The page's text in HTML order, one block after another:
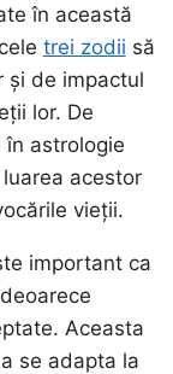
în această
trei zodii să
și de impactul
lor. De
în astrologie
acestor
vieții.
important ca
Aceasta
se adapta la